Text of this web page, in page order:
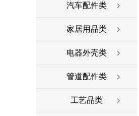
汽车配件类
家居用品类
电器外壳类
管道配件类
工艺品类